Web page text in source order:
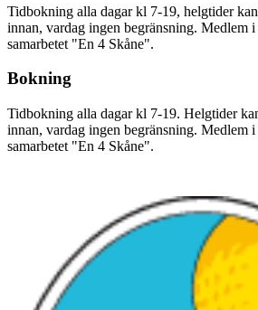
Tidbokning alla dagar kl 7-19, helgtider
innan, vardag ingen begränsning. Medlem
samarbetet "En 4 Skåne".
Bokning
Tidbokning alla dagar kl 7-19. Helgtider
innan, vardag ingen begränsning. Medlem
samarbetet "En 4 Skåne".